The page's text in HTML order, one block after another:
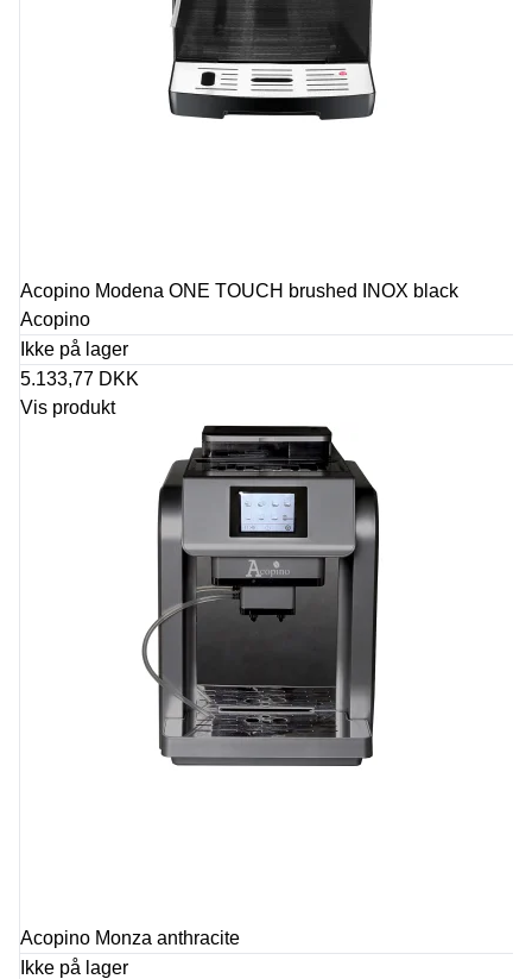
Acopino Modena ONE TOUCH brushed INOX black
Acopino
Ikke på lager
5.133,77 DKK
Vis produkt
Acopino Monza anthracite
Ikke på lager